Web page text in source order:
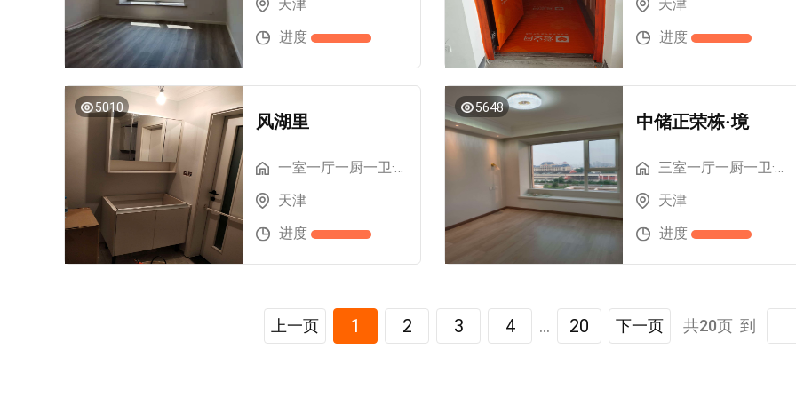
天津
进度
天津
进度
5010
风湖里
天津
进度
5648
中储正荣栋·境
天津
进度
上一页 1 2 3 4 ... 20 下一页 共20页 到